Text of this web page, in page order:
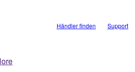
Händler finden Support